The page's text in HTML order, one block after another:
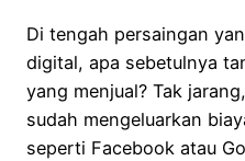
Di tengah persaingan
digital, apa sebetulnya
yang menjual? Tak
sudah mengeluarkan
seperti Facebook atau